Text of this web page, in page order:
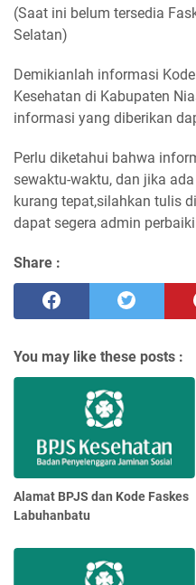
(Saat ini belum tersedia
Selatan)
Demikianlah informasi
Kesehatan di Kabupaten
informasi yang diberikan
Perlu diketahui bahwa
sewaktu-waktu, dan jika
kurang tepat,silahkan tulis
dapat segera admin
Share :
You may like these posts :
Alamat BPJS dan Kode Faskes
Labuhanbatu